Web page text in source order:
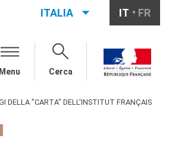
dell'IFF
de stage/Lavorare
ITALIA IT FR
Menu Cerca
DELLA "CARTA" DELL'INSTITUT FRANÇAIS